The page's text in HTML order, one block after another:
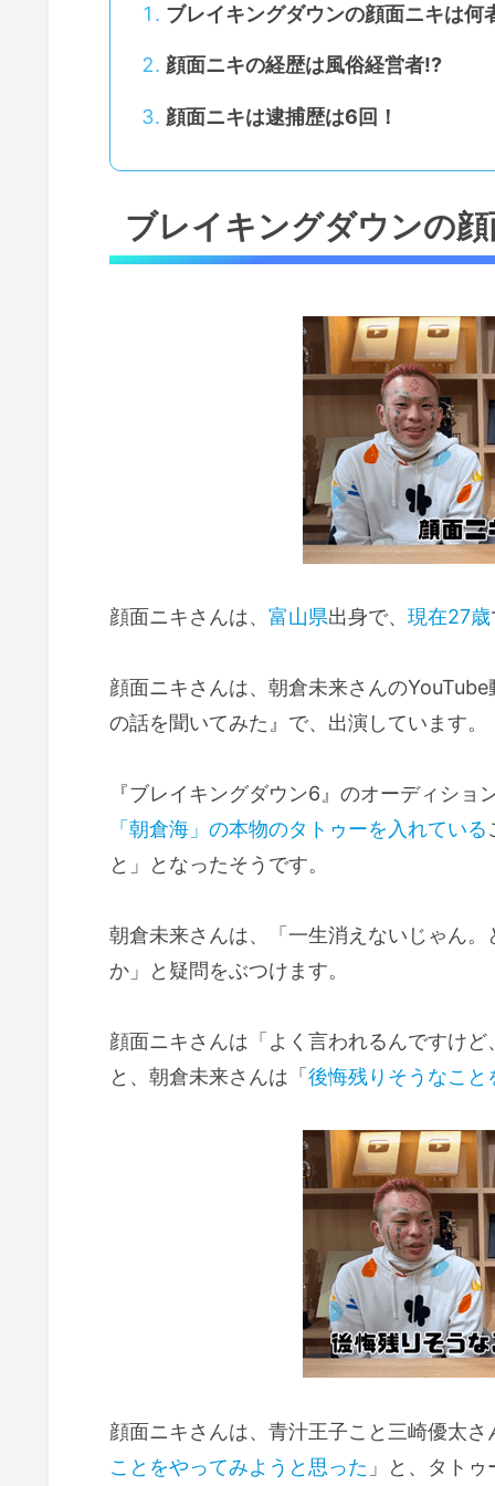
ブレイキングダウンの顔面ニキは何
顔面ニキの経歴は風俗経営者!?
顔面ニキは逮捕歴は6回！
ブレイキングダウンの
顔面ニキさんは、 富山県出身で、 現在27歳
顔面ニキさんは、朝倉未来さんの
の話を聞いてみた』で、出演しています。
『ブレイキングダウン6』のオーディショ
「朝倉海」の本物のタトゥーを入れている
と」となったそうです。
朝倉未来さんは、「一生消えないじゃん
か」と疑問をぶつけます。
顔面ニキさんは「よく言われるんですけど
と、朝倉未来さんは「 後悔残りそうなこ
顔面ニキさんは、青汁王子こと三崎優太
ことをやってみようと思った 」と、タト